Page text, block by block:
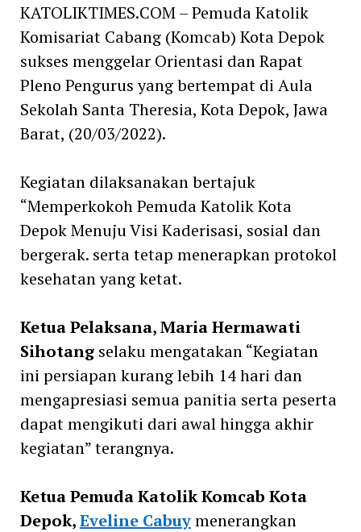
KATOLIKTIMES.COM – Pemuda Katolik
Komisariat Cabang (Komcab) Kota Depok
sukses menggelar Orientasi dan Rapat
Pleno Pengurus yang bertempat di Aula
Sekolah Santa Theresia, Kota Depok, Jawa
Barat, (20/03/2022).
Kegiatan dilaksanakan bertajuk
“Memperkokoh Pemuda Katolik Kota
Depok Menuju Visi Kaderisasi, sosial dan
bergerak. serta tetap menerapkan protokol
kesehatan yang ketat.
Ketua Pelaksana, Maria Hermawati
Sihotangselaku mengatakan “Kegiatan
ini persiapan kurang lebih 14 hari dan
mengapresiasi semua panitia serta peserta
dapat mengikuti dari awal hingga akhir
kegiatan” terangnya.
Ketua Pemuda Katolik Komcab Kota
Depok,Eveline Cabuymenerangkan